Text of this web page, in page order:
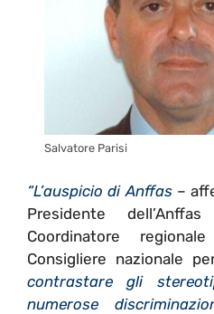
Salvatore Parisi
“L’auspicio di Anffas –
Presidente
Coordinatore
Consigliere nazionale
contrastare gli
numerose